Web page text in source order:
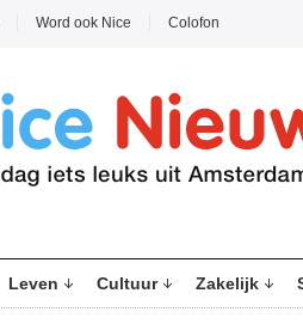
Word ook Nice Colofon
Leven Cultuur Zakelijk